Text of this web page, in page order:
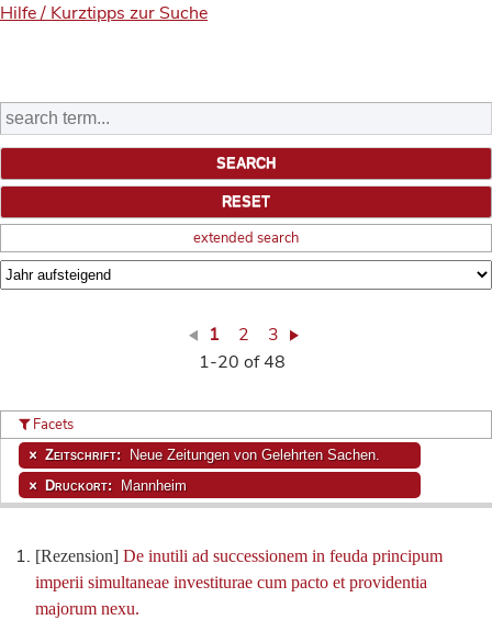
Hilfe / Kurztipps zur Suche
extended search
1 2
3
1-20 of 48
[Rezension] De inutili ad successionem in feuda principum
imperii simultaneae investiturae cum pacto et providentia
majorum nexu.
Facets
Zeitschrift: Neue Zeitungen von Gelehrten Sachen.
Druckort: Mannheim